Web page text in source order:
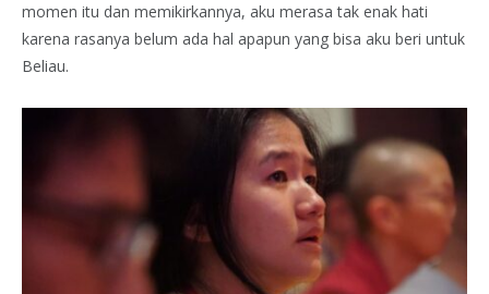
momen itu dan memikirkannya, aku merasa tak enak hati
karena rasanya belum ada hal apapun yang bisa aku beri untuk
Beliau.